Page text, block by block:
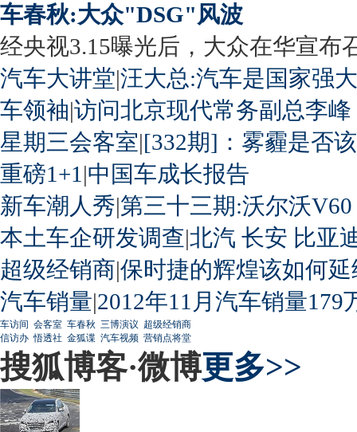
车春秋:大众"DSG"风波
经央视3.15曝光后，大众在华宣布
汽车大讲堂|汪大总:汽车是国家强
车领袖|访问北京现代常务副总李峰
星期三会客室|[332期]：雾霾是否
重磅1+1 |中国车成长报告
新车潮人秀|第三十三期:沃尔沃
本土车企研发调查|北汽 长安 比亚
超级经销商|保时捷的辉煌该如何延
汽车销量|2012年11月汽车销量179
车访间 会客室 车春秋 三博演议 超级经销商
信访办 悟透社 金狐谍 汽车视频 营销点将堂
搜狐博客·微博更多>>